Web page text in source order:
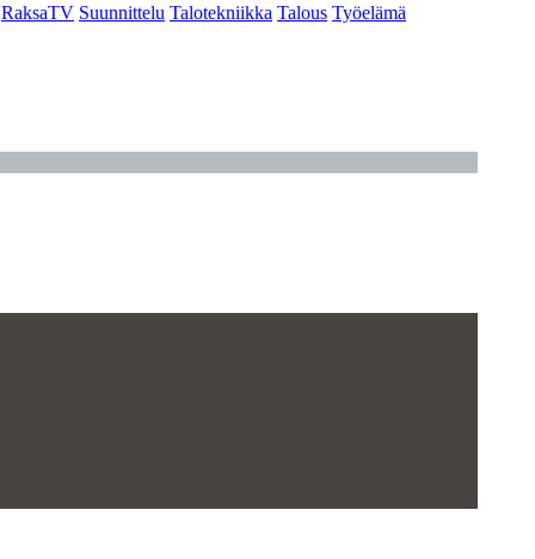
RaksaTV Suunnittelu Talotekniikka Talous Työelämä